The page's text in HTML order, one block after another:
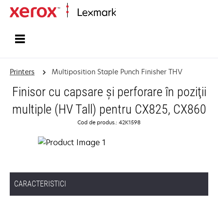
Printers Multiposition Staple Punch Finisher THV
Finisor cu capsare şi perforare în poziţii
multiple (HV Tall) pentru CX825, CX860
Cod de produs.: 42K1598
CARACTERISTICI